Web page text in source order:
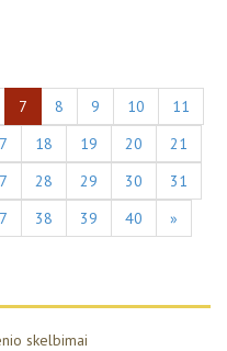
7 8 9 10
11
18 19 20
21
28 29 30
31
38 39 40 »
skelbimai